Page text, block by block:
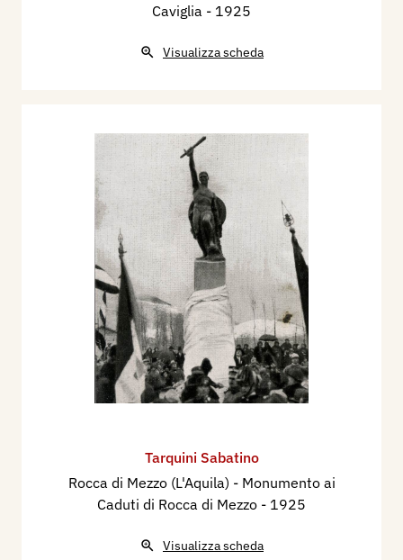
Caviglia - 1925
Visualizza scheda
Tarquini Sabatino
Rocca di Mezzo (L'Aquila) - Monumento ai
Caduti di Rocca di Mezzo - 1925
Visualizza scheda